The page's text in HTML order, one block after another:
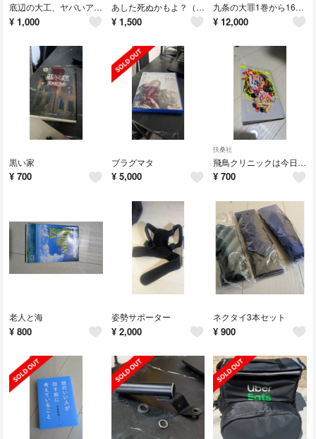
底辺の大工、ヤバいアメリカで生きのびる 絶望の中で見つけた「自分を見失わない」方
¥ 1,000
あした死ぬかもよ？（限定カバーせきやよいＶｅｒ．）
¥ 1,500
九条の大罪1巻から16巻セット
¥ 12,000
黒い家
¥ 700
ブラグマタ
¥ 5,000
扶桑社
飛鳥クリニックは今日も雨
¥ 700
老人と海
¥ 800
姿勢サポーター
¥ 2,000
ネクタイ3本セット
¥ 900